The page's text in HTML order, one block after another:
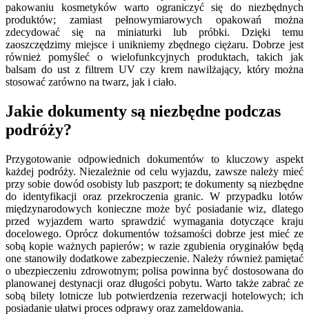
pakowaniu kosmetyków warto ograniczyć się do niezbędnych
produktów; zamiast pełnowymiarowych opakowań można
zdecydować się na miniaturki lub próbki. Dzięki temu
zaoszczędzimy miejsce i unikniemy zbędnego ciężaru. Dobrze jest
również pomyśleć o wielofunkcyjnych produktach, takich jak
balsam do ust z filtrem UV czy krem nawilżający, który można
stosować zarówno na twarz, jak i ciało.
Jakie dokumenty są niezbędne podczas
podróży?
Przygotowanie odpowiednich dokumentów to kluczowy aspekt
każdej podróży. Niezależnie od celu wyjazdu, zawsze należy mieć
przy sobie dowód osobisty lub paszport; te dokumenty są niezbędne
do identyfikacji oraz przekroczenia granic. W przypadku lotów
międzynarodowych konieczne może być posiadanie wiz, dlatego
przed wyjazdem warto sprawdzić wymagania dotyczące kraju
docelowego. Oprócz dokumentów tożsamości dobrze jest mieć ze
sobą kopie ważnych papierów; w razie zgubienia oryginałów będą
one stanowiły dodatkowe zabezpieczenie. Należy również pamiętać
o ubezpieczeniu zdrowotnym; polisa powinna być dostosowana do
planowanej destynacji oraz długości pobytu. Warto także zabrać ze
sobą bilety lotnicze lub potwierdzenia rezerwacji hotelowych; ich
posiadanie ułatwi proces odprawy oraz zameldowania.